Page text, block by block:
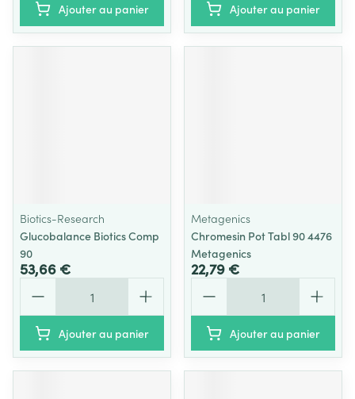
Ajouter au panier Ajouter au panier
Biotics-Research
Glucobalance Biotics Comp
90
53,66 €
Ajouter au panier
Metagenics
Chromesin Pot Tabl 90 4476
Metagenics
22,79 €
Ajouter au panier